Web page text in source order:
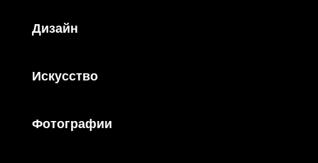
Дизайн
Искусство
Фотографии